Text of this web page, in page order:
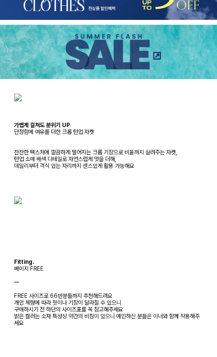
가볍게 걸쳐도 분위기 UP
단정함에 여유를 더한 크롭 턴업 자켓
잔잔한 텍스처에 깔끔하게 떨어지는 크롭 기장으로 비율까지 살려주는 자켓,
턴업 소매 배색 디테일로 자연스럽게 멋을 더해,
데일리부터 격식 있는 자리까지 센스있게 활용 가능해요
Fitting.
베이지 FREE
ㅡ
FREE 사이즈로 66반분들까지 추천해드려요
개인 체형에 따라 핏이나 기장이 달라질 수 있으니
구매하시기 전 하단의 사이즈표를 꼭 참고해주세요
밝은 컬러는 소재 특성상 약간의 비침이 있으니 예민하신 분들은 이너와 함께 착용해주
세요